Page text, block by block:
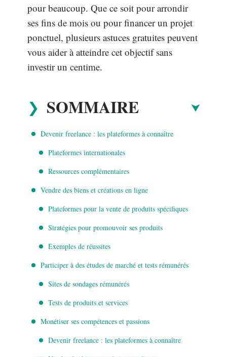
pour beaucoup. Que ce soit pour arrondir
ses fins de mois ou pour financer un projet
ponctuel, plusieurs astuces gratuites peuvent
vous aider à atteindre cet objectif sans
investir un centime.
SOMMAIRE
Devenir freelance : les plateformes à connaître
Plateformes internationales
Ressources complémentaires
Vendre des biens et créations en ligne
Plateformes pour la vente de produits spécifiques
Stratégies pour promouvoir ses produits
Exemples de réussites
Participer à des études de marché et tests rémunérés
Sites de sondages rémunérés
Tests de produits et services
Monétiser ses compétences et passions
Devenir freelance : les plateformes à connaître